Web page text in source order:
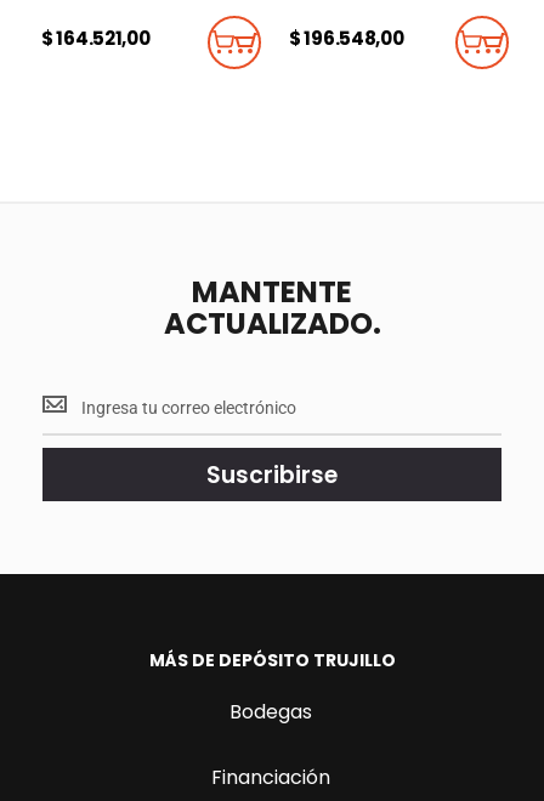
$ 164.521,00 Añadir Al Carrito
$ 196.548,00
MANTENTE
ACTUALIZADO.
Mantente
<br>
actualizado.
Suscribirse
MÁS DE DEPÓSITO TRUJILLO
Bodegas
Financiación